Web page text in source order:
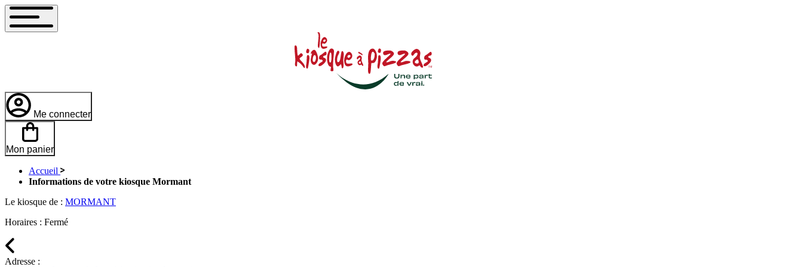
Me connecter
Mon panier
Accueil
Informations de votre kiosque Mormant
Le kiosque de : MORMANT
Horaires : Fermé
Adresse :